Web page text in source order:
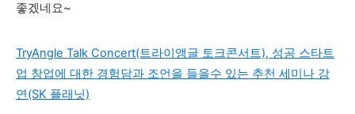
좋겠네요~
TryAngle Talk Concert(트라이앵글 토크콘서트), 성공 스타트
업 창업에 대한 경험담과 조언을 들을수 있는 추천 세미나 강
연(SK 플래닛)